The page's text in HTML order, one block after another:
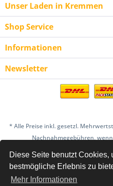
Diese Seite benutzt Cookies,
bestmögliche Erlebnis zu
Mehr Informationen
Unser Laden in Kremmen
Shop Service
Informationen
Newsletter
* Alle Preise inkl. gesetzl.
Nachnahmegebühren,
AGB Bestellung &